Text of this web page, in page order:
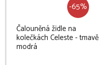
-65%
Čalouněná židle na
kolečkách Celeste - tmavě
modrá